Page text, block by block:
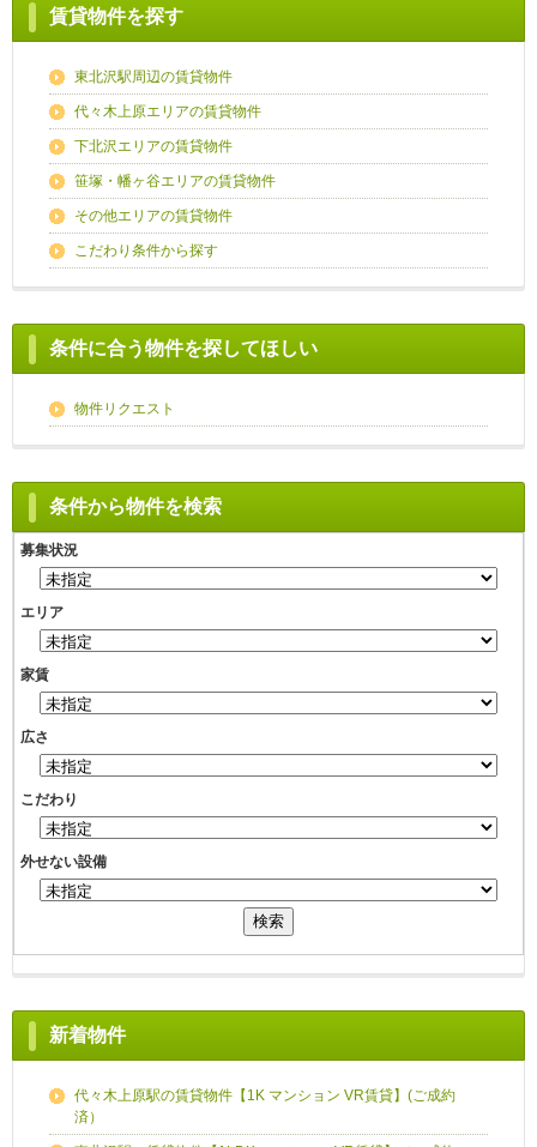
賃貸物件を探す
東北沢駅周辺の賃貸物件
代々木上原エリアの賃貸物件
下北沢エリアの賃貸物件
笹塚・幡ヶ谷エリアの賃貸物件
その他エリアの賃貸物件
こだわり条件から探す
条件に合う物件を探してほしい
物件リクエスト
条件から物件を検索
募集状況
エリア
家賃
広さ
こだわり
外せない設備
新着物件
代々木上原駅の賃貸物件【1K マンション VR賃貸】(ご成約
済）